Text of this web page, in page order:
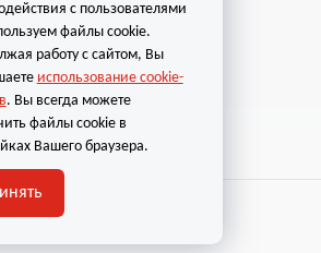
защищены
с пользователями
файлы cookie.
работу с сайтом, Вы
использование cookie-
. Вы всегда можете
файлы cookie в
Вашего браузера.